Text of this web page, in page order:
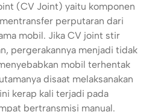
(CV Joint) yaitu komponen
perputaran dari
mobil. Jika CV joint stir
pergerakannya menjadi tidak
mobil terhentak
disaat melaksanakan
kerap kali terjadi pada
bertransmisi manual.